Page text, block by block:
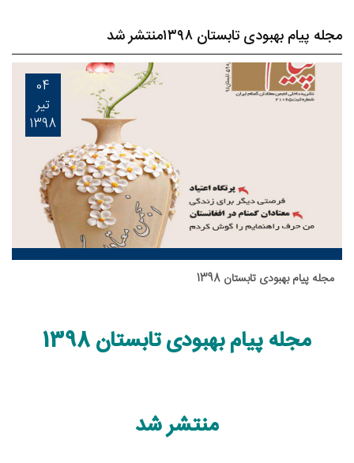
مجله پیام بهبودی تابستان ۱۳۹۸منتشر شد
04
تیر
1398
مجله پیام بهبودی تابستان 1398
مجله پیام بهبودیتابستان 1398
منتشر شد